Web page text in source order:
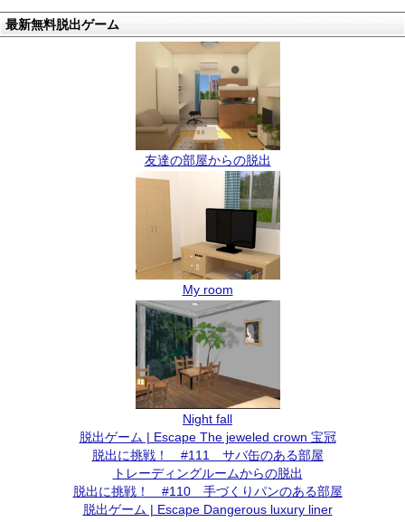
最新無料脱出ゲーム
友達の部屋からの脱出
My room
Night fall
脱出ゲーム | Escape The jeweled crown 宝冠
脱出に挑戦！ #111 サバ缶のある部屋
トレーディングルームからの脱出
脱出に挑戦！ #110 手づくりパンのある部屋
脱出ゲーム | Escape Dangerous luxury liner